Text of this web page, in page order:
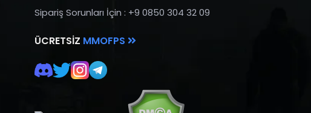
Sipariş Sorunları İçin : +9 0850 304 32 09
ÜCRETSIZ MMOFPS